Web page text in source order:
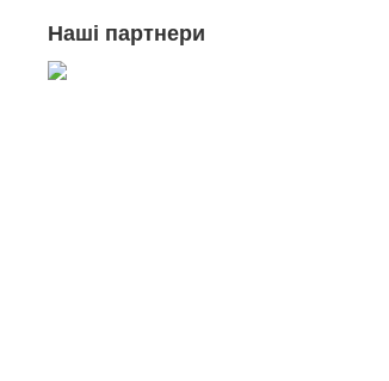
Наші партнери